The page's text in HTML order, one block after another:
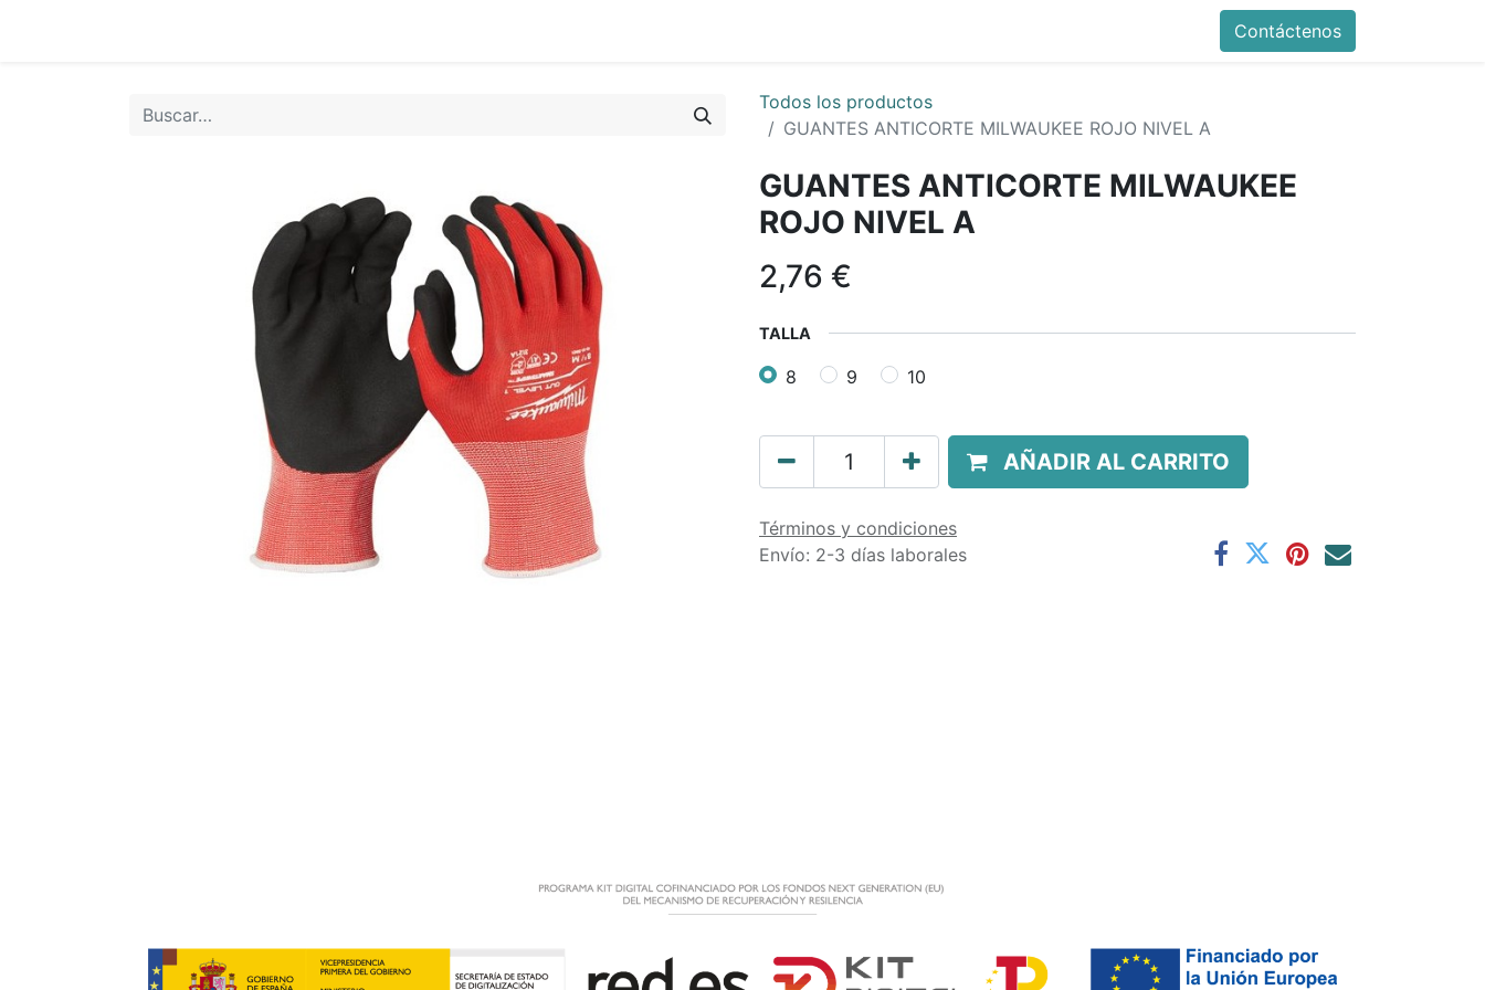
Contáctenos
Todos los productos
GUANTES ANTICORTE MILWAUKEE ROJO NIVEL A
GUANTES ANTICORTE MILWAUKEE
ROJO NIVEL A
2,76 €
TALLA
8 9 10
AÑADIR AL CARRITO
Términos y condiciones
Envío: 2-3 días laborales